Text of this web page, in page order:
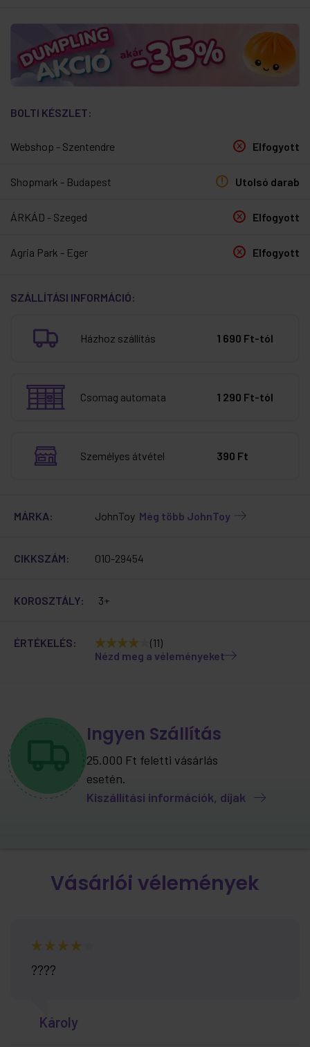
BOLTI KÉSZLET:
Webshop - Szentendre Elfogyott
Shopmark - Budapest Utolsó darab
ÁRKÁD - Szeged Elfogyott
Agria Park - Eger Elfogyott
SZÁLLÍTÁSI INFORMÁCIÓ:
Házhoz szállítás 1 690 Ft-tól
Csomag automata 1 290 Ft-tól
Személyes átvétel 390 Ft
MÁRKA: JohnToy Még több JohnToy
CIKKSZÁM: 010-29454
KOROSZTÁLY: 3+
ÉRTÉKELÉS:
(11)
Nézd meg a véleményeket
Ingyen Szállítás
25.000 Ft feletti vásárlás
esetén.
Kiszállítási információk, díjak
Vásárlói vélemények
????
Károly